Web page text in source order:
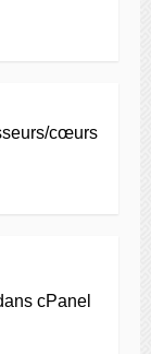
cœurs
cPanel